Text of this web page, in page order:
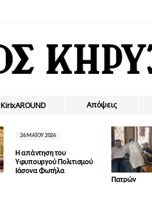
ΚirixAROUND Απόψεις
26 ΜΑΪ́ΟΥ 2026
Η απάντηση του
Υφυπουργού Πολιτισμού
Ιάσονα Φωτήλα
Πατρών